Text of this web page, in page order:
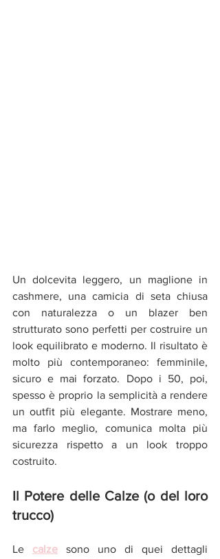
Un dolcevita leggero, un maglione in
cashmere, una camicia di seta chiusa
con naturalezza o un blazer ben
strutturato sono perfetti per costruire un
look equilibrato e moderno. Il risultato è
molto più contemporaneo: femminile,
sicuro e mai forzato. Dopo i 50, poi,
spesso è proprio la semplicità a rendere
un outfit più elegante. Mostrare meno,
ma farlo meglio, comunica molta più
sicurezza rispetto a un look troppo
costruito.
Il Potere delle Calze (o del loro
trucco)
Le calze sono uno di quei dettagli